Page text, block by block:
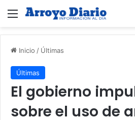
Menú
Inicio / Últimas
Últimas
El gobierno
sobre el uso de